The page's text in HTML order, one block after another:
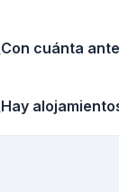
cuánta